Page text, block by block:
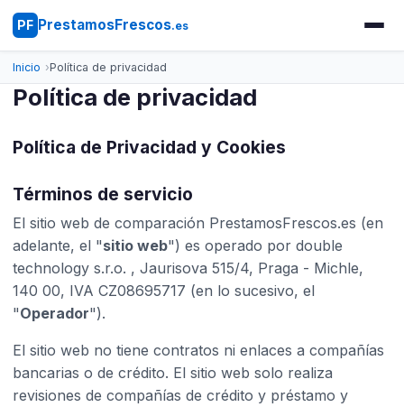
PF PrestamosFrescos.es
Inicio Política de privacidad
Política de privacidad
Política de Privacidad y Cookies
Términos de servicio
El sitio web de comparación PrestamosFrescos.es (en
adelante, el "sitio web") es operado por double
technology s.r.o. , Jaurisova 515/4, Praga - Michle,
140 00, IVA CZ08695717 (en lo sucesivo, el
"Operador").
El sitio web no tiene contratos ni enlaces a compañías
bancarias o de crédito. El sitio web solo realiza
revisiones de compañías de crédito y préstamo y